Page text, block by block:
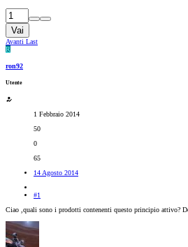
Vai
Avanti Last
R
ron92
Utente
1 Febbraio 2014
50
0
65
14 Agosto 2014
#1
Ciao ,quali sono i prodotti contenenti questo principio attivo?